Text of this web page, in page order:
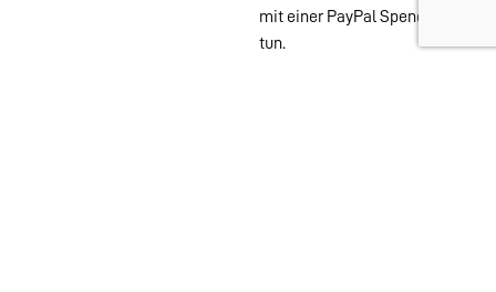
mit einer PayPal Spende
tun.